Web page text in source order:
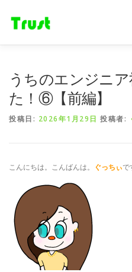
うちのエンジニ
た！⑥【前編】
投稿日: 2026年1月29日 投稿者:
こんにちは。こんばんは。 ぐっちぃ